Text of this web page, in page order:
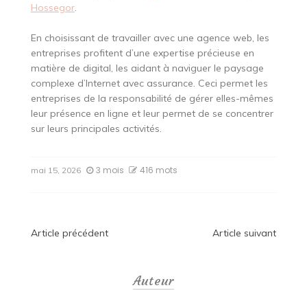
Hossegor.
En choisissant de travailler avec une agence web, les
entreprises profitent d’une expertise précieuse en
matière de digital, les aidant à naviguer le paysage
complexe d’Internet avec assurance. Ceci permet les
entreprises de la responsabilité de gérer elles-mêmes
leur présence en ligne et leur permet de se concentrer
sur leurs principales activités.
mai 15, 2026 3 mois 416 mots
Navigation
Article précédent Article suivant
Auteur